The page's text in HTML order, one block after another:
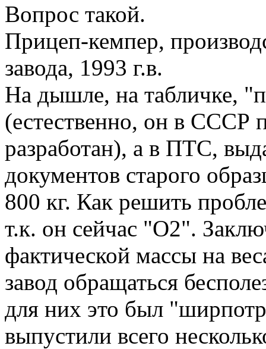
Вопрос такой.
Прицеп-кемпер,
завода, 1993 г.в.
На дышле, на табличке,
(естественно, он в
разработан), а в ПТС,
документов старого
800 кг. Как решить
т.к. он сейчас "О2".
фактической массы на
завод обращаться
для них это был
выпустили всего